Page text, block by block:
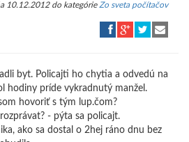
10.12.2012 do kategórie Zo sveta počítačov
byt. Policajti ho chytia a odvedú na
hodiny príde vykradnutý manžel.
hovoriť s tým lup.čom?
- pýta sa policajt.
ako sa dostal o 2hej ráno dnu bez